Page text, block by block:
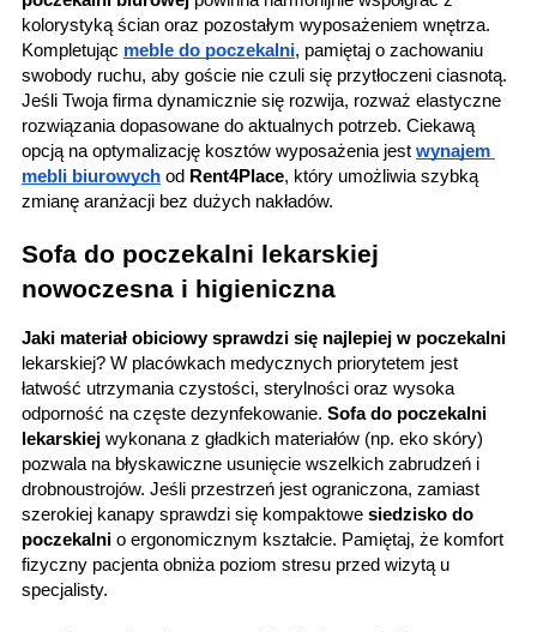
kolorystyką ścian oraz pozostałym wyposażeniem wnętrza.
Kompletując meble do poczekalni, pamiętaj o zachowaniu
swobody ruchu, aby goście nie czuli się przytłoczeni ciasnotą.
Jeśli Twoja firma dynamicznie się rozwija, rozważ elastyczne
rozwiązania dopasowane do aktualnych potrzeb. Ciekawą
opcją na optymalizację kosztów wyposażenia jest wynajem
mebli biurowych od Rent4Place, który umożliwia szybką
zmianę aranżacji bez dużych nakładów.
Sofa do poczekalni lekarskiej
nowoczesna i higieniczna
Jaki materiał obiciowy sprawdzi się najlepiej w poczekalni
lekarskiej? W placówkach medycznych priorytetem jest
łatwość utrzymania czystości, sterylności oraz wysoka
odporność na częste dezynfekowanie. Sofa do poczekalni
lekarskiej wykonana z gładkich materiałów (np. eko skóry)
pozwala na błyskawiczne usunięcie wszelkich zabrudzeń i
drobnoustrojów. Jeśli przestrzeń jest ograniczona, zamiast
szerokiej kanapy sprawdzi się kompaktowe siedzisko do
poczekalni o ergonomicznym kształcie. Pamiętaj, że komfort
fizyczny pacjenta obniża poziom stresu przed wizytą u
specjalisty.